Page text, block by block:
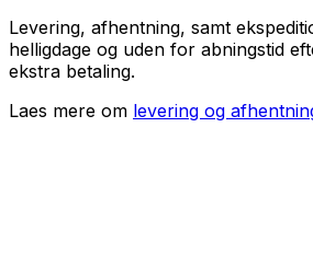
Levering, afhentning, samt
helligdage og uden for abningstid
ekstra betaling.
Laes mere om levering og